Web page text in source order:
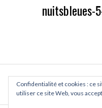
nuitsbleues-
PREVIOUS
Confidentialité et cookies : ce
utiliser ce site Web, vous